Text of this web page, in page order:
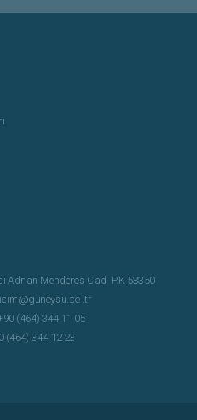
Adnan Menderes Cad. P.K 53350
(464) 344 11 05
(464) 344 12 23